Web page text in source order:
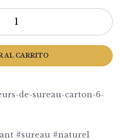
AL CARRITO
de-sureau-carton-6-
#sureau #naturel